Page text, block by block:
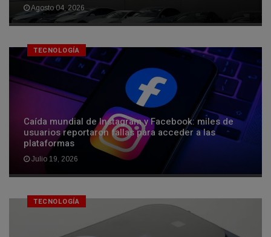
Agosto 04, 2026
TECNOLOGÍA
Caída mundial de Instagram y Facebook: miles de
usuarios reportaron fallas para acceder a las
plataformas
Julio 19, 2026
TECNOLOGÍA